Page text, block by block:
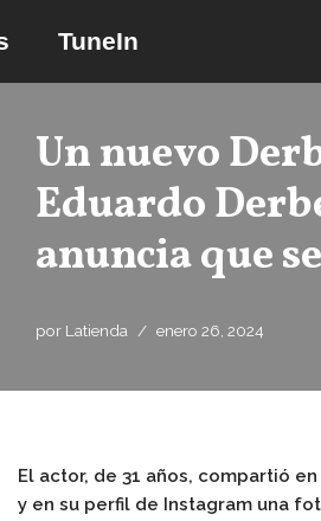
TuneIn
Un nuevo
Eduardo
anuncia que
por Latienda enero 26, 2024
El actor, de 31 años, compartió
y en su perfil de Instagram una